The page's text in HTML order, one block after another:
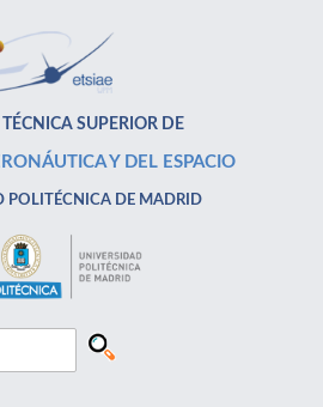
TÉCNICA SUPERIOR DE
Y DEL ESPACIO
POLITÉCNICA DE MADRID